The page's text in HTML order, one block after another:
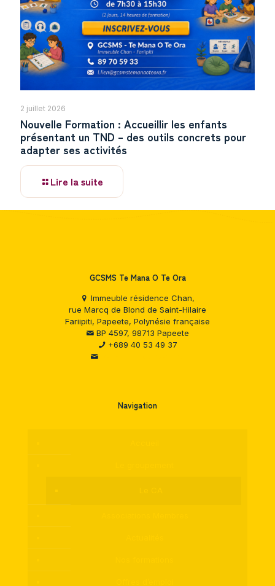
2 juillet 2026
Nouvelle Formation : Accueillir les enfants
présentant un TND – des outils concrets pour
adapter ses activités
Lire la suite
GCSMS Te Mana O Te Ora
Immeuble résidence Chan,
rue Marcq de Blond de Saint-Hilaire
Fariipiti, Papeete, Polynésie française
BP 4597, 98713 Papeete
+689 40 53 49 37
Navigation